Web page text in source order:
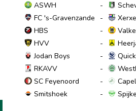
ASWH
-
FC 's-Gravenzande
-
HBS
-
HVV
-
Jodan Boys
-
Quick
RKAVV
-
SC Feyenoord
-
Smitshoek
-